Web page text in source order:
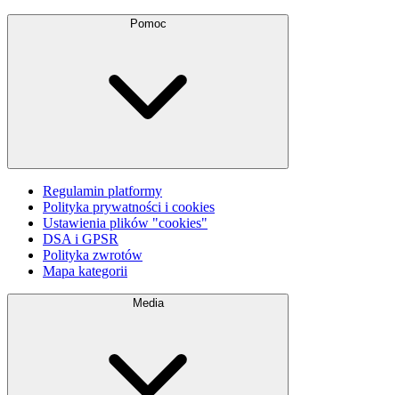
Pomoc
Regulamin platformy
Polityka prywatności i cookies
Ustawienia plików "cookies"
DSA i GPSR
Polityka zwrotów
Mapa kategorii
Media